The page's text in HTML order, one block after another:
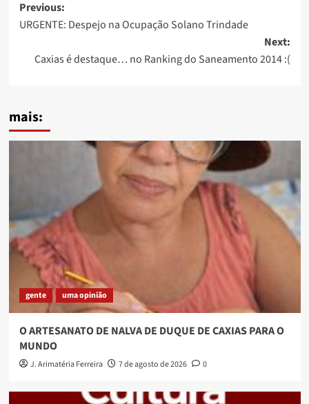
Post
navigation
Previous:
URGENTE: Despejo na Ocupação Solano Trindade
Next:
Caxias é destaque… no Ranking do Saneamento 2014 :(
mais:
gente uma opinião
O ARTESANATO DE NALVA DE DUQUE DE CAXIAS PARA O
MUNDO
J. Arimatéria Ferreira 7 de agosto de 2026 0